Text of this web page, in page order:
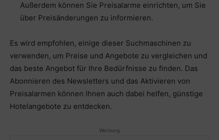
Außerdem können Sie Preisalarme einrichten, um Sie
über Preisänderungen zu informieren.
Es wird empfohlen, einige dieser Suchmaschinen zu
verwenden, um Preise und Angebote zu vergleichen und
das beste Angebot für Ihre Bedürfnisse zu finden. Das
Abonnieren des Newsletters und das Aktivieren von
Preisalarmen können Ihnen auch dabei helfen, günstige
Hotelangebote zu entdecken.
Werbung